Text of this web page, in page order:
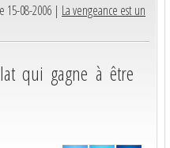
15-08-2006 | La vengeance est un
qui gagne à être